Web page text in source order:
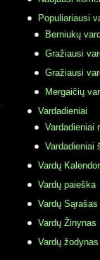
Populiariausi
Berniukų
Gražiausi
Gražiausi
Mergaičių
Vardadieniai
Vardadieniai
Vardadieniai
Vardų
Vardų paieška
Vardų Sąrašas
Vardų Žinynas
Vardų